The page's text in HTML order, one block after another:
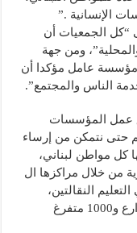
الإنسانية .”
الجمعيات أن
ومن جهة
مؤسسة عامل مؤكدا أن
الناس والمجتمع”.
عمل المؤسسات
حتى نتمكن من إرساء
كل مواطن لبناني،
من خلال مراكزها ال
النقالتين،
ووحدة العناية المتنقلة لرعاية أطفال الشوارع و1000 متفرغ